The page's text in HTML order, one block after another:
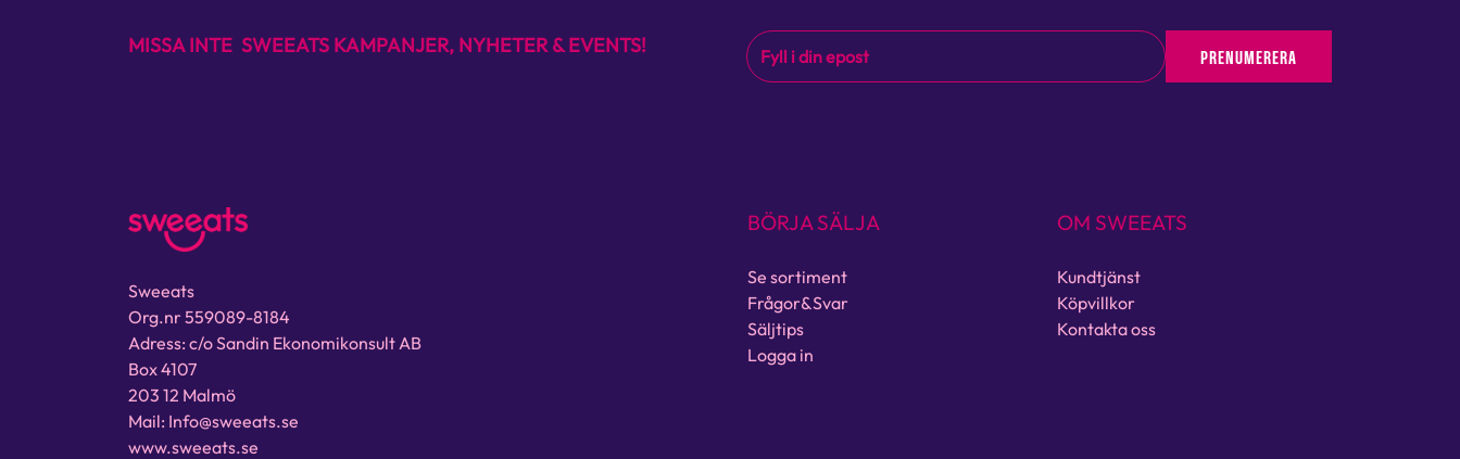
MISSA INTE SWEEATS KAMPANJER, NYHETER & EVENTS! PRENUMERERA
Sweeats
Org.nr 559089-8184
Adress: c/o Sandin Ekonomikonsult AB
Box 4107
203 12 Malmö
Mail: Info@sweeats.se
www.sweeats.se
BÖRJA SÄLJA
Se sortiment
Frågor&Svar
Säljtips
Logga in
OM SWEEATS
Kundtjänst
Köpvillkor
Kontakta oss